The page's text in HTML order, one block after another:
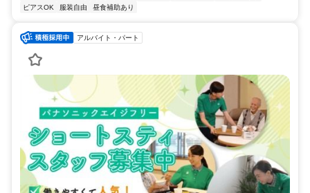
ピアスOK
服装自由 昼食補助あり
アルバイト・パート